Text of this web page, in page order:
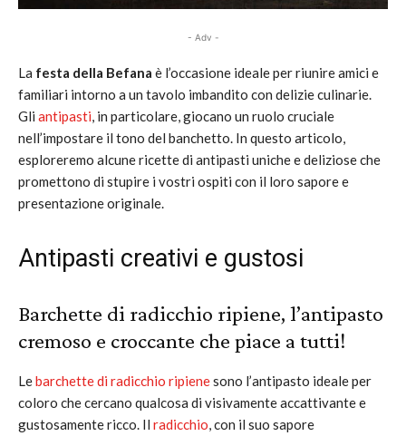
- Adv -
La festa della Befana è l’occasione ideale per riunire amici e
familiari intorno a un tavolo imbandito con delizie culinarie.
Gli antipasti, in particolare, giocano un ruolo cruciale
nell’impostare il tono del banchetto. In questo articolo,
esploreremo alcune ricette di antipasti uniche e deliziose che
promettono di stupire i vostri ospiti con il loro sapore e
presentazione originale.
Antipasti creativi e gustosi
Barchette di radicchio ripiene, l’antipasto
cremoso e croccante che piace a tutti!
Lebarchette di radicchio ripienesono l’antipasto ideale per
coloro che cercano qualcosa di visivamente accattivante e
gustosamente ricco. Il radicchio, con il suo sapore